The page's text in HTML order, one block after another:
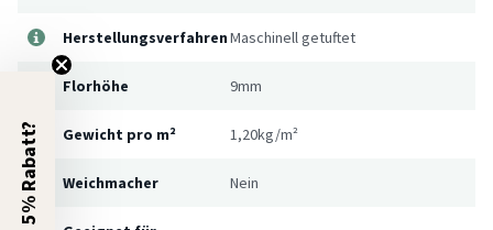
HerstellungsverfahrenMaschinell getuftet
Florhöhe 9mm
Gewicht pro m² 1,20kg/m²
Weichmacher Nein
5% Rabatt?